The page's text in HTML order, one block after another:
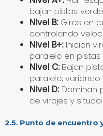
bajan pistas
Nivel B:Giros en
controlando
Nivel B+:Inician
paralelo en pistas
Nivel C:Bajan
paralelo,
Nivel D:Dominan
de virajes y
2.5. Punto de encuentro